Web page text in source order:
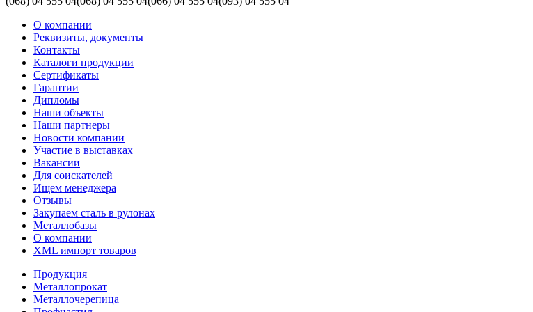
О компании
Реквизиты, документы
Контакты
Каталоги продукции
Сертификаты
Гарантии
Дипломы
Наши объекты
Наши партнеры
Новости компании
Участие в выставках
Вакансии
Для соискателей
Ищем менеджера
Отзывы
Закупаем сталь в рулонах
Металлобазы
О компании
XML импорт товаров
Продукция
Металлопрокат
Металлочерепица